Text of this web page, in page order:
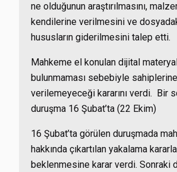
ne olduğunun araştırılmasını,
kendilerine verilmesini ve
hususların giderilmesini talep etti.
Mahkeme el konulan dijital
bulunmaması sebebiyle sahiplerine
verilemeyeceği kararını verdi. Bir
duruşma 16 Şubat’ta (22 Ekim)
16 Şubat’ta görülen duruşmada
hakkında çıkartılan yakalama
beklenmesine karar verdi. Sonraki